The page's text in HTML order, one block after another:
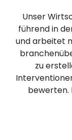
Unser
führend in
und arbeitet
zu
bewerten.